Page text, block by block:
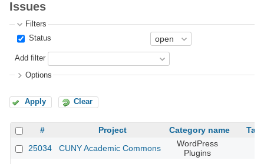
Issues
Filters
Status
Add filter
Options
Apply Clear
# Project Category name
25034
CUNY Academic Commons
WordPress
Plugins